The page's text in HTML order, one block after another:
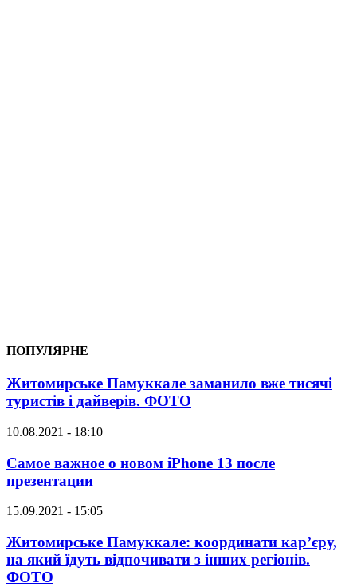
ПОПУЛЯРНЕ
Житомирське Памуккале заманило вже тисячі
туристів і дайверів. ФОТО
10.08.2021 - 18:10
Самое важное о новом iPhone 13 после
презентации
15.09.2021 - 15:05
Житомирське Памуккале: координати кар’єру,
на який їдуть відпочивати з інших регіонів.
ФОТО